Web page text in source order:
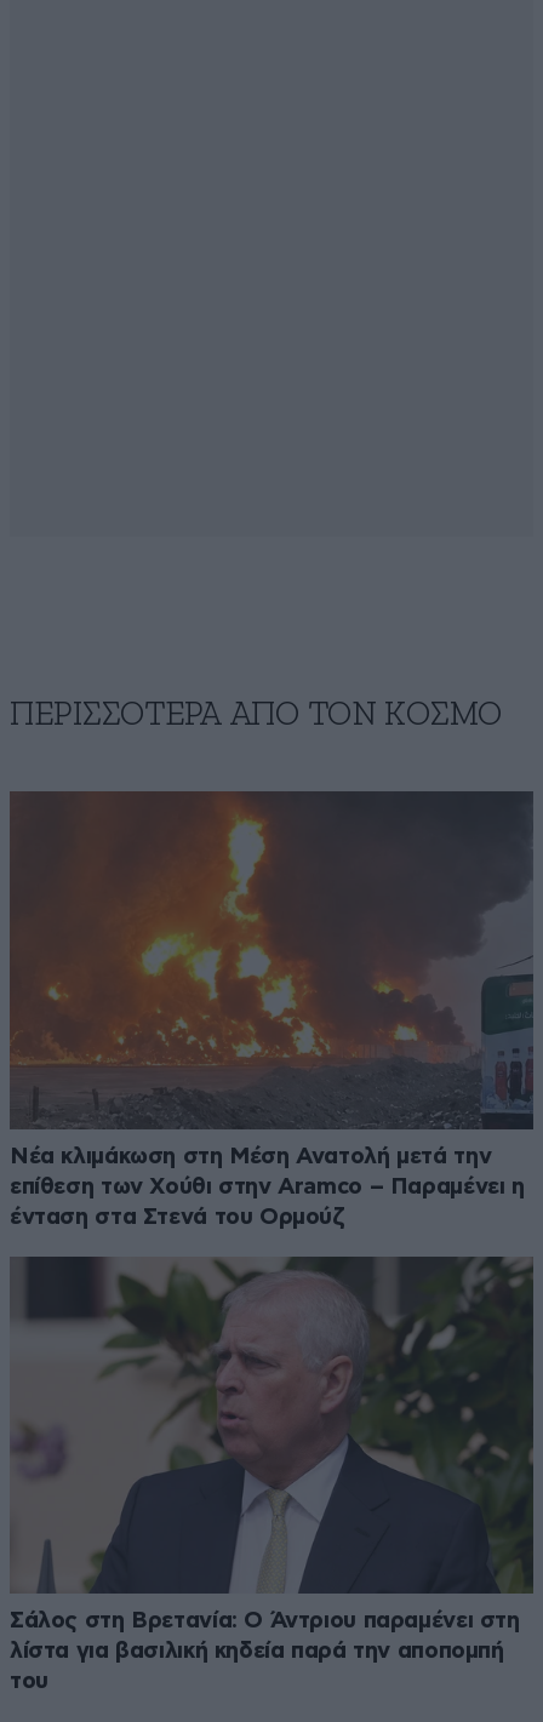
ΠΕΡΙΣΣΟΤΕΡΑ ΑΠΟ ΤΟΝ ΚΟΣΜΟ
Νέα κλιμάκωση στη Μέση Ανατολή μετά την
επίθεση των Χούθι στην Aramco – Παραμένει η
ένταση στα Στενά του Ορμούζ
Σάλος στη Βρετανία: Ο Άντριου παραμένει στη
λίστα για βασιλική κηδεία παρά την αποπομπή
του